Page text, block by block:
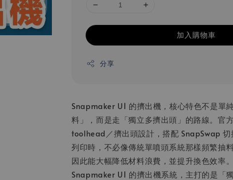
加入購物車
分享
Snapmaker U1 的擠出機，核心特色不是單
料」，而是走「獨立多擠出頭」的路線。官
toolhead／擠出頭設計，搭配 SnapSwap
列印時，不必像傳統單噴頭系統那樣頻繁抽
因此能大幅降低材料浪費，並提升換色效率。
Snapmaker U1 的擠出機系統，主打的是「